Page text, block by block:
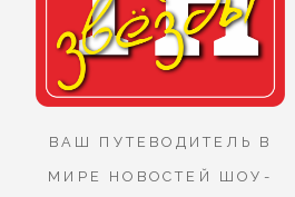
ВАШ ПУТЕВОДИТЕЛЬ В
МИРЕ НОВОСТЕЙ ШОУ-